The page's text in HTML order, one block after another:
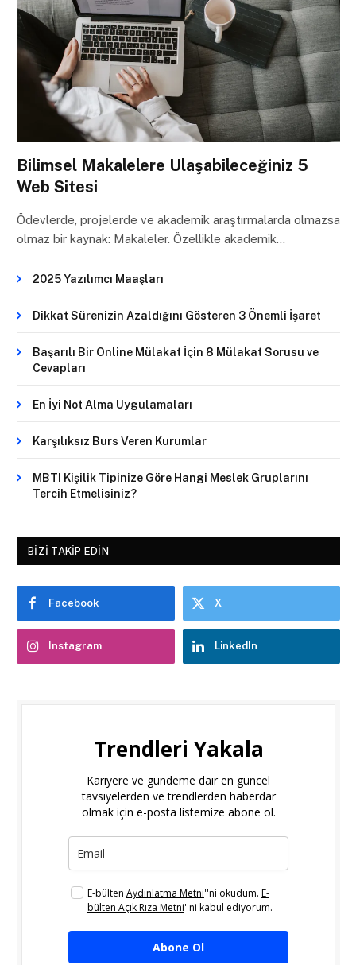
Bilimsel Makalelere Ulaşabileceğiniz 5
Web Sitesi
Ödevlerde, projelerde ve akademik araştırmalarda olmazsa
olmaz bir kaynak: Makaleler. Özellikle akademik…
2025 Yazılımcı Maaşları
Dikkat Sürenizin Azaldığını Gösteren 3 Önemli İşaret
Başarılı Bir Online Mülakat İçin 8 Mülakat Sorusu ve
Cevapları
En İyi Not Alma Uygulamaları
Karşılıksız Burs Veren Kurumlar
MBTI Kişilik Tipinize Göre Hangi Meslek Gruplarını
Tercih Etmelisiniz?
BIZI TAKIP EDIN
Facebook X
Instagram LinkedIn
Trendleri Yakala
Kariyere ve gündeme dair en güncel
tavsiyelerden ve trendlerden haberdar
olmak için e-posta listemize abone ol.
E-bülten Aydınlatma Metni''ni okudum. E-
bülten Açık Rıza Metni''ni kabul ediyorum.
Abone Ol